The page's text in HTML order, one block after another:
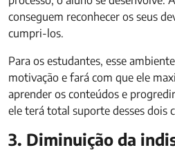
conseguem reconhecer os seus
cumpri-los.
Para os estudantes, esse
motivação e fará com que ele
aprender os conteúdos e
ele terá total suporte desses dois
3. Diminuição da